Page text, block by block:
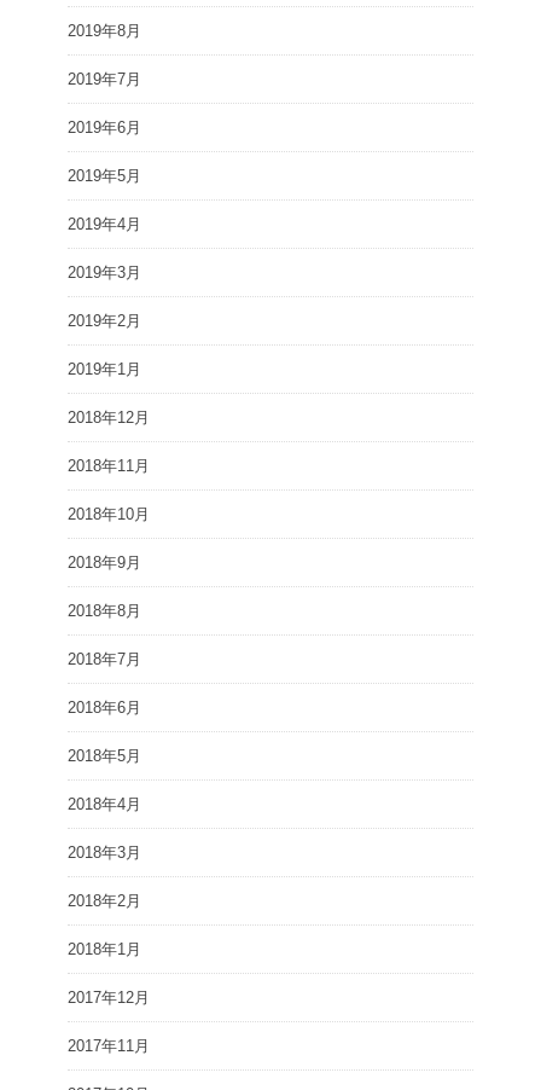
2019年8月
2019年7月
2019年6月
2019年5月
2019年4月
2019年3月
2019年2月
2019年1月
2018年12月
2018年11月
2018年10月
2018年9月
2018年8月
2018年7月
2018年6月
2018年5月
2018年4月
2018年3月
2018年2月
2018年1月
2017年12月
2017年11月